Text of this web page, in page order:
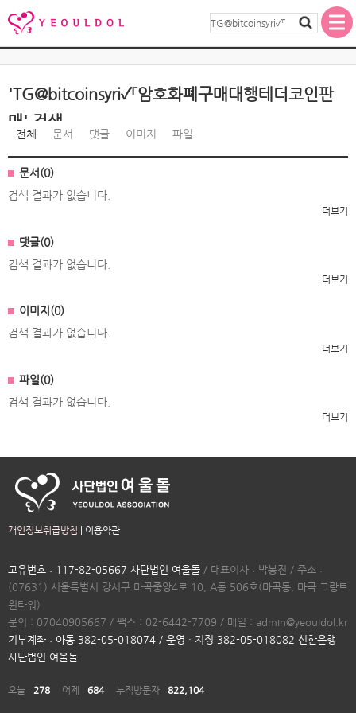
'TG@bitcoinsyri✓「암호화폐구매대행테더코인판
매' 검색
전체 문서 댓글 이미지 파일
문서(0)
검색 결과가 없습니다.
더보기
댓글(0)
검색 결과가 없습니다.
더보기
이미지(0)
검색 결과가 없습니다.
더보기
파일(0)
검색 결과가 없습니다.
더보기
개인정보취급방침 이용약관
고유번호 : 117-82-05667 사단법인 여울돌 / 대표이사 : 박봉진 / 주소 :
(07631) 서울특별시 강서구 마곡중앙4로 10, A동 506호(마곡동, 마곡 그랑트
윈타워)
문의 : 07040905667 / 팩스 : 02-6442-7709 / 메일 : admin@yeouldol.kr
기부계좌 : 아동 382-05-018074 / 운영 · 지정 382-05-018082 신한은행
사단법인 여울돌
오늘 : 278 어제 : 684누적방문자 : 822,104